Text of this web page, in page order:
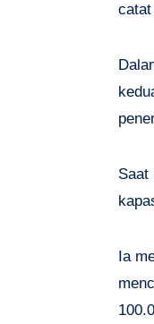
catat
Saat
Ia